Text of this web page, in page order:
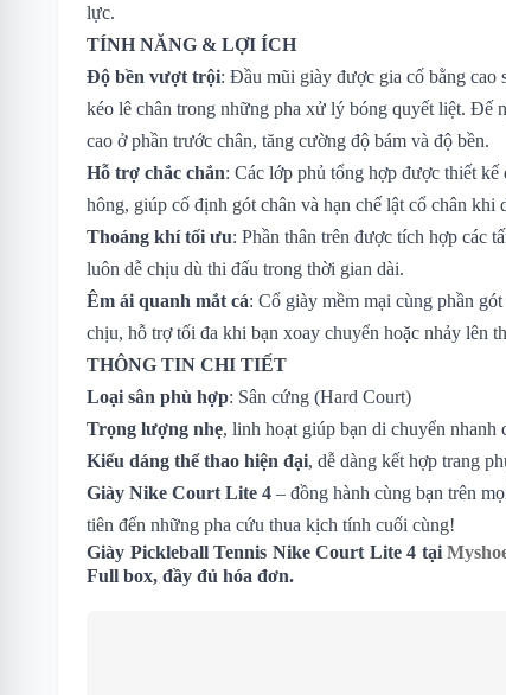
lực.
TÍNH NĂNG & LỢI ÍCH
Độ bền vượt trội: Đầu mũi giày được gia cố bằng cao
kéo lê chân trong những pha xử lý bóng quyết liệt. Đế
cao ở phần trước chân, tăng cường độ bám và độ bền.
Hỗ trợ chắc chắn: Các lớp phủ tổng hợp được thiết kế
hông, giúp cố định gót chân và hạn chế lật cổ chân khi
Thoáng khí tối ưu: Phần thân trên được tích hợp các
luôn dễ chịu dù thi đấu trong thời gian dài.
Êm ái quanh mắt cá: Cổ giày mềm mại cùng phần
chịu, hỗ trợ tối đa khi bạn xoay chuyển hoặc nhảy lên
THÔNG TIN CHI TIẾT
Loại sân phù hợp: Sân cứng (Hard Court)
Trọng lượng nhẹ, linh hoạt giúp bạn di chuyển nhanh
Kiểu dáng thể thao hiện đại, dễ dàng kết hợp trang
Giày Nike Court Lite 4 – đồng hành cùng bạn trên
tiên đến những pha cứu thua kịch tính cuối cùng!
Giày Pickleball Tennis Nike Court Lite 4 tại
Full box, đầy đủ hóa đơn.